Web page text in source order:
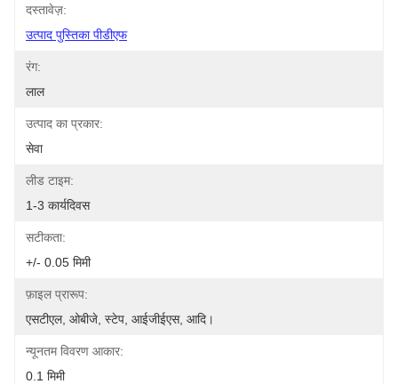
दस्तावेज़:
उत्पाद पुस्तिका पीडीएफ
रंग:
लाल
उत्पाद का प्रकार:
सेवा
लीड टाइम:
1-3 कार्यदिवस
सटीकता:
+/- 0.05 मिमी
फ़ाइल प्रारूप:
एसटीएल, ओबीजे, स्टेप, आईजीईएस, आदि।
न्यूनतम विवरण आकार:
0.1 मिमी